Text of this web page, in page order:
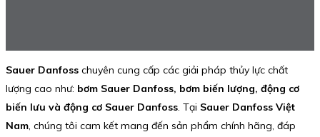
Sauer Danfoss chuyên cung cấp các giải pháp thủy lực chất
lượng cao như: bơm Sauer Danfoss, bơm biến lượng, động cơ
biến lưu và động cơ Sauer Danfoss. Tại Sauer Danfoss Việt
Nam, chúng tôi cam kết mang đến sản phẩm chính hãng, đáp